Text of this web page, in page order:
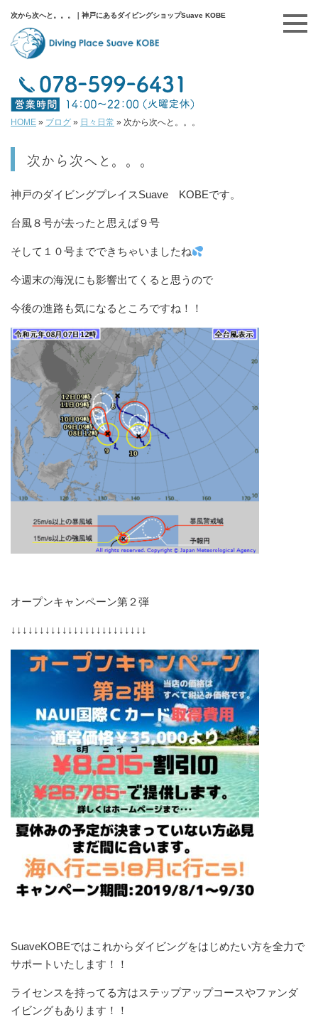
次から次へと。。。｜神戸にあるダイビングショップSuave KOBE
HOME » ブログ » 日々日常 » 次から次へと。。。
次から次へと。。。
神戸のダイビングプレイスSuave KOBEです。
台風８号が去ったと思えば９号
そして１０号までできちゃいましたね
今週末の海況にも影響出てくると思うので
今後の進路も気になるところですね！！
オープンキャンペーン第２弾
↓↓↓↓↓↓↓↓↓↓↓↓↓↓↓↓↓↓↓↓↓↓↓↓
SuaveKOBEではこれからダイビングをはじめたい方を全力で
サポートいたします！！
ライセンスを持ってる方はステップアップコースやファンダ
イビングもあります！！